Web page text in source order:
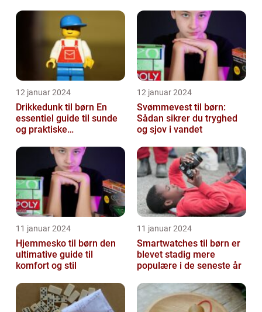
12 januar 2024
Drikkedunk til børn En
essentiel guide til sunde
og praktiske
12 januar 2024
Svømmevest til børn:
Sådan sikrer du tryghed
og sjov i vandet
11 januar 2024
Hjemmesko til børn den
ultimative guide til
komfort og stil
11 januar 2024
Smartwatches til børn er
blevet stadig mere
populære i de seneste år